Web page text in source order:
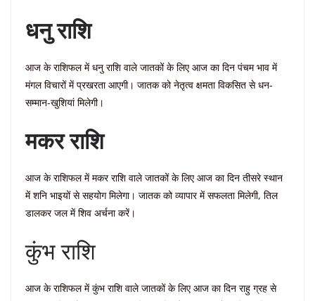
धनु राशि
आज के राशिफल में धनु राशि वाले जातकों के लिए आज का दिन पंचम भाव में
मंगल विचारों में प्रखरता आएगी। जातक को नेतृत्व क्षमता विकसित से धन-
सम्मान-खुशियां मिलेगी।
मकर राशि
आज के राशिफल में मकर राशि वाले जातकों के लिए आज का दिन तीसरे स्थान
में शनि भाइयों से सहयोग मिलेगा। जातक को व्यापार में सफलता मिलेगी, तिल
डालकर जल में शिव अर्चना करें।
कुंभ राशि
आज के राशिफल में कुंभ राशि वाले जातकों के लिए आज का दिन राहु ग्रह से